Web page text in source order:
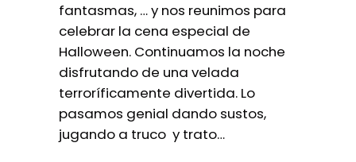
fantasmas, … y nos reunimos para
celebrar la cena especial de
Halloween. Continuamos la noche
disfrutando de una velada
terroríficamente divertida. Lo
pasamos genial dando sustos,
jugando a truco y trato…